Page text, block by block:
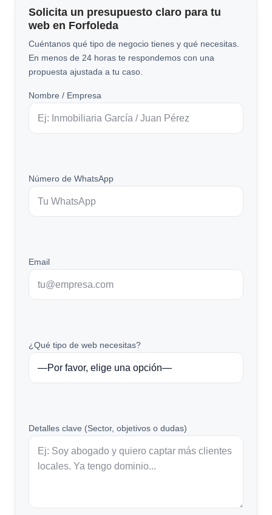
Solicita un presupuesto claro para tu
web en Forfoleda
Cuéntanos qué tipo de negocio tienes y qué necesitas.
En menos de 24 horas te respondemos con una
propuesta ajustada a tu caso.
Nombre / Empresa
Número de WhatsApp
Email
¿Qué tipo de web necesitas?
Detalles clave (Sector, objetivos o dudas)